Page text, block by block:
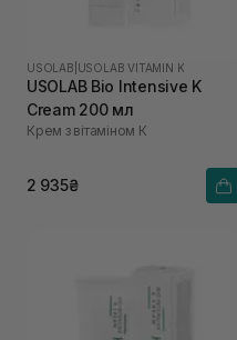
USOLAB USOLAB VITAMIN K
USOLAB Bio Intensive K
Cream 200 мл
Крем з вітаміном К
2 935₴